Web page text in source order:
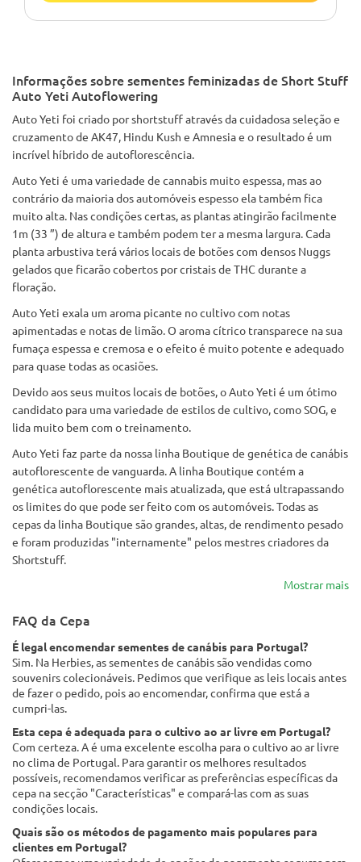
Informações sobre sementes feminizadas de Short Stuff
Auto Yeti Autoflowering
Auto Yeti foi criado por shortstuff através da cuidadosa seleção e
cruzamento de AK47, Hindu Kush e Amnesia e o resultado é um
incrível híbrido de autoflorescência.
Auto Yeti é uma variedade de cannabis muito espessa, mas ao
contrário da maioria dos automóveis espesso ela também fica
muito alta. Nas condições certas, as plantas atingirão facilmente
1m (33 ”) de altura e também podem ter a mesma largura. Cada
planta arbustiva terá vários locais de botões com densos Nuggs
gelados que ficarão cobertos por cristais de THC durante a
floração.
Auto Yeti exala um aroma picante no cultivo com notas
apimentadas e notas de limão. O aroma cítrico transparece na sua
fumaça espessa e cremosa e o efeito é muito potente e adequado
para quase todas as ocasiões.
Devido aos seus muitos locais de botões, o Auto Yeti é um ótimo
candidato para uma variedade de estilos de cultivo, como SOG, e
lida muito bem com o treinamento.
Auto Yeti faz parte da nossa linha Boutique de genética de canábis
autoflorescente de vanguarda. A linha Boutique contém a
genética autoflorescente mais atualizada, que está ultrapassando
os limites do que pode ser feito com os automóveis. Todas as
cepas da linha Boutique são grandes, altas, de rendimento pesado
e foram produzidas "internamente" pelos mestres criadores da
Shortstuff.
Mostrar mais
FAQ da Cepa
É legal encomendar sementes de canábis para Portugal?
Sim. Na Herbies, as sementes de canábis são vendidas como
souvenirs colecionáveis. Pedimos que verifique as leis locais antes
de fazer o pedido, pois ao encomendar, confirma que está a
cumpri-las.
Esta cepa é adequada para o cultivo ao ar livre em Portugal?
Com certeza. A é uma excelente escolha para o cultivo ao ar livre
no clima de Portugal. Para garantir os melhores resultados
possíveis, recomendamos verificar as preferências específicas da
cepa na secção "Características" e compará-las com as suas
condições locais.
Quais são os métodos de pagamento mais populares para
clientes em Portugal?